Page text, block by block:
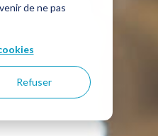
de ne pas
Refuser